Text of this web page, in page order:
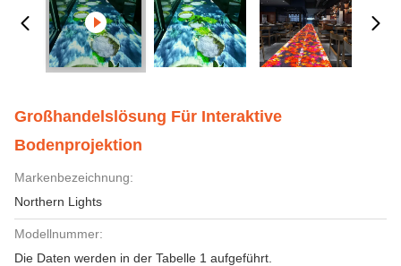
Großhandelslösung Für Interaktive
Bodenprojektion
Markenbezeichnung:
Northern Lights
Modellnummer:
Die Daten werden in der Tabelle 1 aufgeführt.